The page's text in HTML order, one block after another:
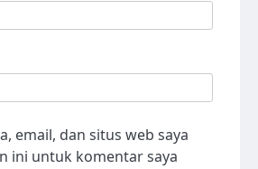
email, dan situs web saya
ini untuk komentar saya